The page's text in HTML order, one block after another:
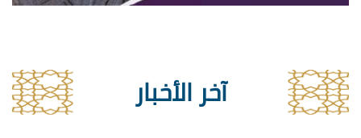
آخر الأخبار